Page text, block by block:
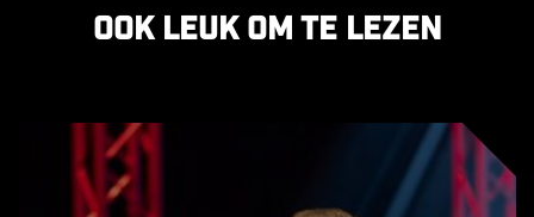
Ook leuk om te lezen